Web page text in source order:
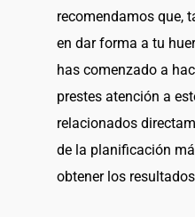
recomendamos que,
en dar forma a tu
has comenzado a
prestes atención a
relacionados
de la planificación
obtener los